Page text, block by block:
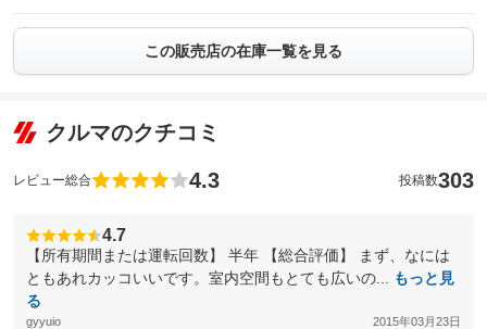
この販売店の在庫一覧を見る
クルマのクチコミ
レビュー総合 4.3 投稿数303
4.7
【所有期間または運転回数】 半年 【総合評価】 まず、なには
ともあれカッコいいです。室内空間もとても広いの...
もっと見
る
gyyuio 2015年03月23日